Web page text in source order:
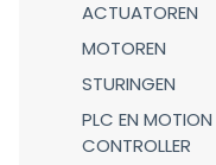
ACTUATOREN
MOTOREN
STURINGEN
PLC EN MOTION
CONTROLLER